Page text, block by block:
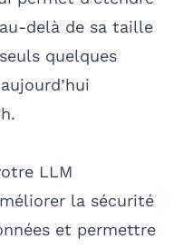
delà de sa taille
quelques
LLM
la sécurité
et permettre